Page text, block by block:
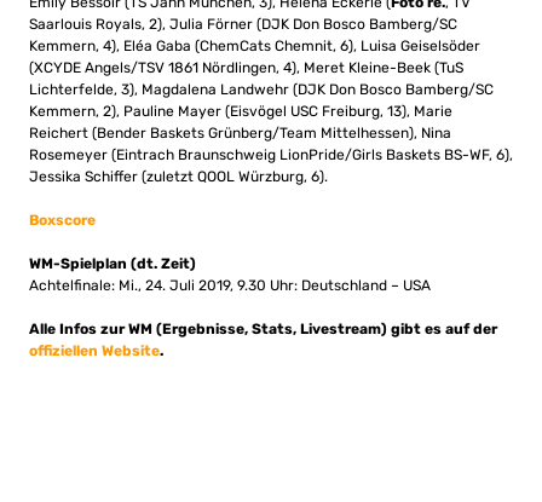
Saarlouis Royals, 2), Julia Förner (DJK Don Bosco Bamberg/SC
Kemmern, 4), Eléa Gaba (ChemCats Chemnit, 6), Luisa Geiselsöder
(XCYDE Angels/TSV 1861 Nördlingen, 4), Meret Kleine-Beek (TuS
Lichterfelde, 3), Magdalena Landwehr (DJK Don Bosco Bamberg/SC
Kemmern, 2), Pauline Mayer (Eisvögel USC Freiburg, 13), Marie
Reichert (Bender Baskets Grünberg/Team Mittelhessen), Nina
Rosemeyer (Eintrach Braunschweig LionPride/Girls Baskets BS-WF, 6),
Jessika Schiffer (zuletzt QOOL Würzburg, 6).
Boxscore
WM-Spielplan (dt. Zeit)
Achtelfinale: Mi., 24. Juli 2019, 9.30 Uhr: Deutschland – USA
Alle Infos zur WM (Ergebnisse, Stats, Livestream) gibt es auf der
offiziellen Website.